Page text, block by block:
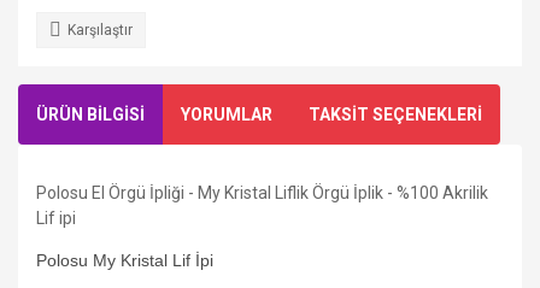
Karşılaştır
ÜRÜN BİLGİSİ YORUMLAR TAKSİT SEÇENEKLERİ
Polosu El Örgü İpliği - My Kristal Liflik Örgü İplik - %100 Akrilik
Lif ipi
Polosu My Kristal Lif İpi